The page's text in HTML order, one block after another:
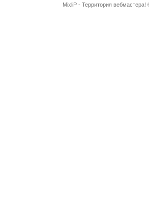
MixliP - Территория вебмастера!